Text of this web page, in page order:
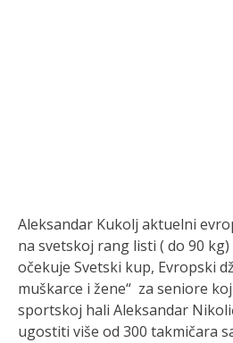
Aleksandar Kukolj aktuelni
na svetskoj rang listi ( do 90
očekuje Svetski kup, Evropski
muškarce i žene“ za seniore
sportskoj hali Aleksandar
ugostiti više od 300 takmičara